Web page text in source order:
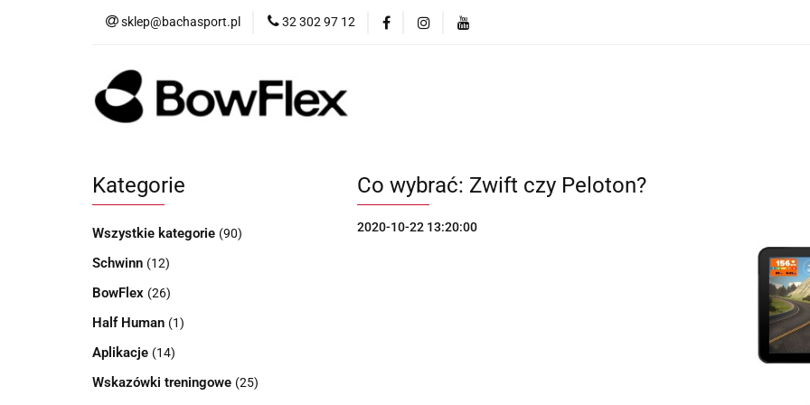
sklep@bachasport.pl 32 302 97 12
Produkty Więcej o markach
Kategorie
Wszystkie kategorie (90)
Schwinn (12)
BowFlex (26)
Half Human (1)
Aplikacje (14)
Wskazówki treningowe (25)
Co wybrać: Zwift czy Peloton?
2020-10-22 13:20:00